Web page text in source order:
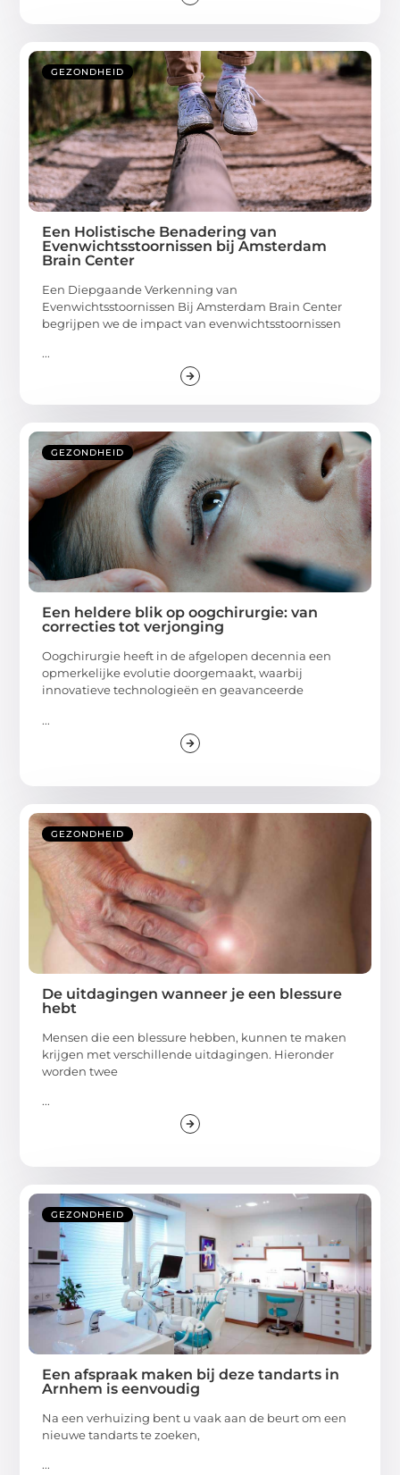
GEZONDHEID
Een Holistische Benadering van
Evenwichtsstoornissen bij Amsterdam
Brain Center
Een Diepgaande Verkenning van
Evenwichtsstoornissen Bij Amsterdam Brain Center
begrijpen we de impact van evenwichtsstoornissen
...
GEZONDHEID
Een heldere blik op oogchirurgie: van
correcties tot verjonging
Oogchirurgie heeft in de afgelopen decennia een
opmerkelijke evolutie doorgemaakt, waarbij
innovatieve technologieën en geavanceerde
...
GEZONDHEID
De uitdagingen wanneer je een blessure
hebt
Mensen die een blessure hebben, kunnen te maken
krijgen met verschillende uitdagingen. Hieronder
worden twee
...
GEZONDHEID
Een afspraak maken bij deze tandarts in
Arnhem is eenvoudig
Na een verhuizing bent u vaak aan de beurt om een
nieuwe tandarts te zoeken,
...